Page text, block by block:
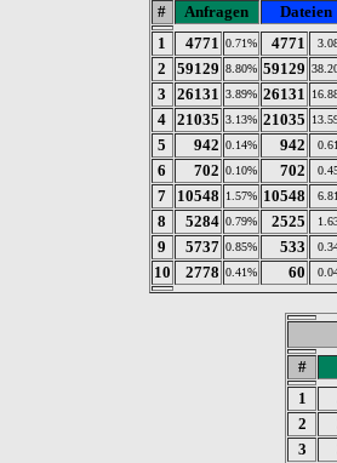
# Anfragen Dateien
1
4771 0.71% 4771
2 59129 8.80% 59129
3 26131 3.89% 26131
4 21035 3.13% 21035
5 942 0.14% 942
6 702 0.10% 702
7 10548 1.57% 10548
8 5284 0.79% 2525
9 5737 0.85% 533
10 2778 0.41% 60
#
1
2
3